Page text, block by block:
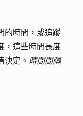
的時間，或追蹤
，這些時間長度
決定。 時間間隔